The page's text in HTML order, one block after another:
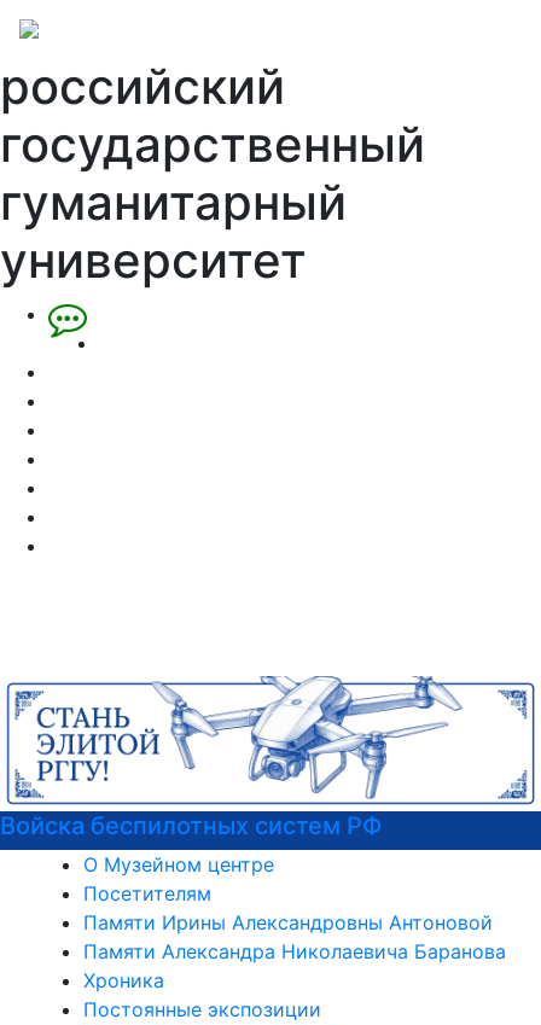
российский
государственный
гуманитарный
университет
РФ Психологическая служба
О Музейном центре
Посетителям
Памяти Ирины Александровны Антоновой
Памяти Александра Николаевича Баранова
Хроника
Постоянные экспозиции